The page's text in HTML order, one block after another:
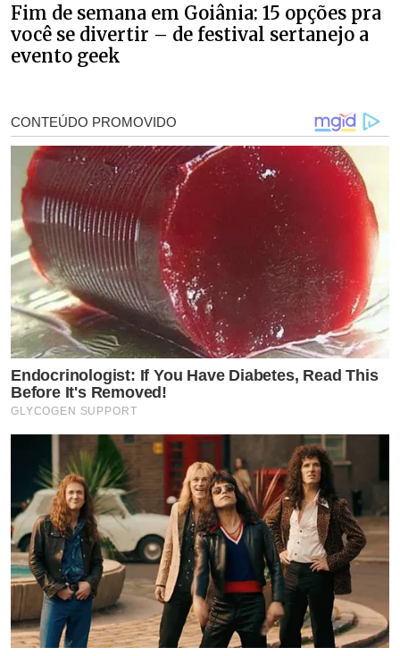
Fim de semana em Goiânia: 15 opções pra
você se divertir – de festival sertanejo a
evento geek